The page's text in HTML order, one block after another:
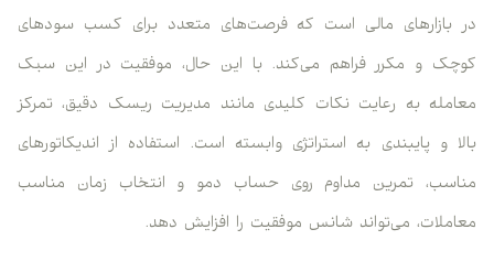
در بازارهای مالی است که فرصت‌های متعدد برای کسب سودهای
کوچک و مکرر فراهم می‌کند. با این حال، موفقیت در این سبک
معامله به رعایت نکات کلیدی مانند مدیریت ریسک دقیق، تمرکز
بالا و پایبندی به استراتژی وابسته است. استفاده از اندیکاتورهای
مناسب، تمرین مداوم روی حساب دمو و انتخاب زمان مناسب
معاملات، می‌تواند شانس موفقیت را افزایش دهد.